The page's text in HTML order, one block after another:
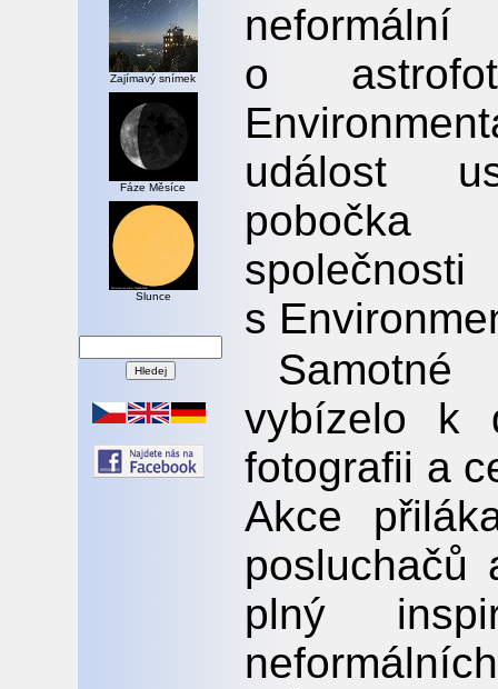
Zajímavý snímek
Fáze Měsíce
Slunce
o
událost
pobočka
s
vybízelo k
fotografii a
Akce
posluchačů
plný